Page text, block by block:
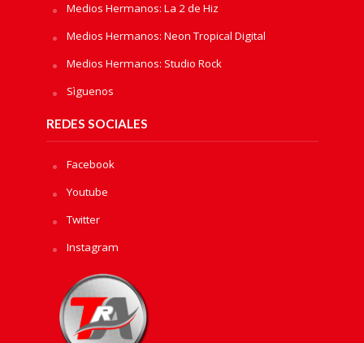
Medios Hermanos: La 2 de Hiz
Medios Hermanos: Neon Tropical Digital
Medios Hermanos: Studio Rock
Sìguenos
REDES SOCIALES
Facebook
Youtube
Twitter
Instagram